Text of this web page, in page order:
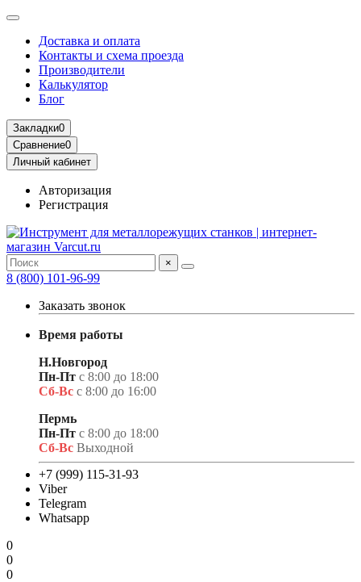
Доставка и оплата
Контакты и схема проезда
Производители
Калькулятор
Блог
Закладки0
Сравнение0
Личный кабинет
Авторизация
Регистрация
×
8 (800) 101-96-99
Заказать звонок
Время работы
Н.Новгород
Пн-Пт с 8:00 до 18:00
Сб-Вс с 8:00 до 16:00
Пермь
Пн-Пт с 8:00 до 18:00
Сб-Вс Выходной
+7 (999) 115-31-93
Viber
Telegram
Whatsapp
0
0
0